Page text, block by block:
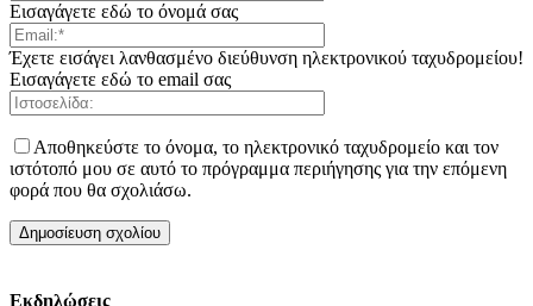
Εισαγάγετε εδώ το όνομά σας
Έχετε εισάγει λανθασμένο διεύθυνση ηλεκτρονικού ταχυδρομείου!
Εισαγάγετε εδώ το email σας
Αποθηκεύστε το όνομα, το ηλεκτρονικό ταχυδρομείο και τον
ιστότοπό μου σε αυτό το πρόγραμμα περιήγησης για την επόμενη
φορά που θα σχολιάσω.
Εκδηλώσεις